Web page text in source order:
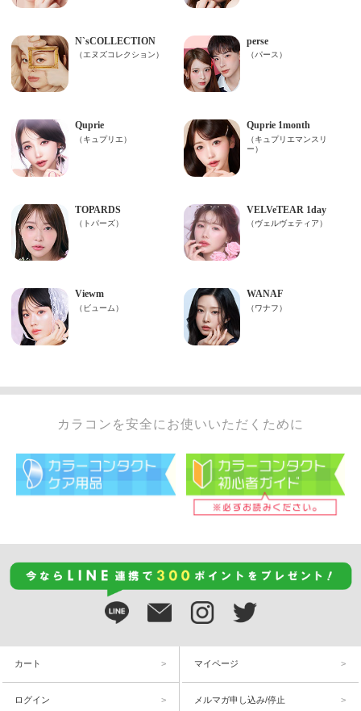
カラコンを安全にお使いいただくために
カート マイページ
ログイン メルマガ申し込み/停止